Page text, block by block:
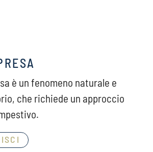
è un fenomeno naturale e
che richiede un approccio